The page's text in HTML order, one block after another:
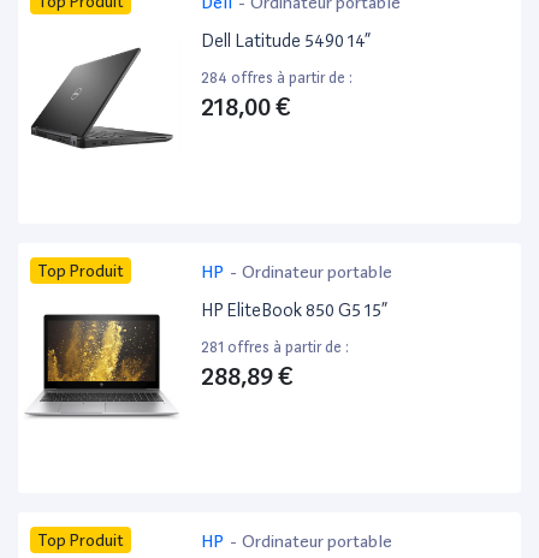
Dell Latitude 5490 14”
284 offres à partir de :
218,00 €
Top Produit HP - Ordinateur portable
HP EliteBook 850 G5 15”
281 offres à partir de :
288,89 €
Top Produit HP - Ordinateur portable